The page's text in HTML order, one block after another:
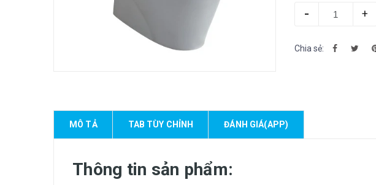
- +
Chia sẻ:
MÔ TẢ TAB TÙY CHỈNH ĐÁNH GIÁ(APP)
Thông tin sản phẩm: